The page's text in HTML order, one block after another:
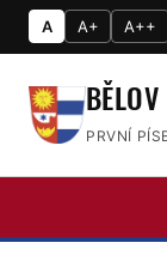
A A+ A++
BĚLOV
PRVNÍ